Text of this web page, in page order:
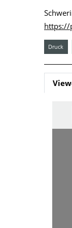
https://
Druck